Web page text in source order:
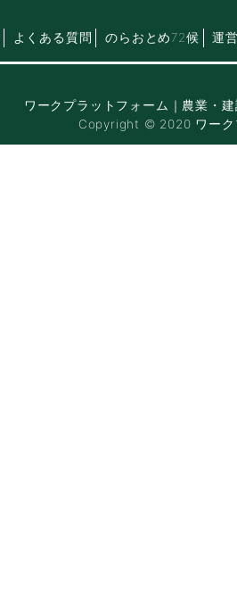
よくある質問 のらおとめ72候 運
ワークプラットフォーム｜農業・
Copyright © 2020 ワーク